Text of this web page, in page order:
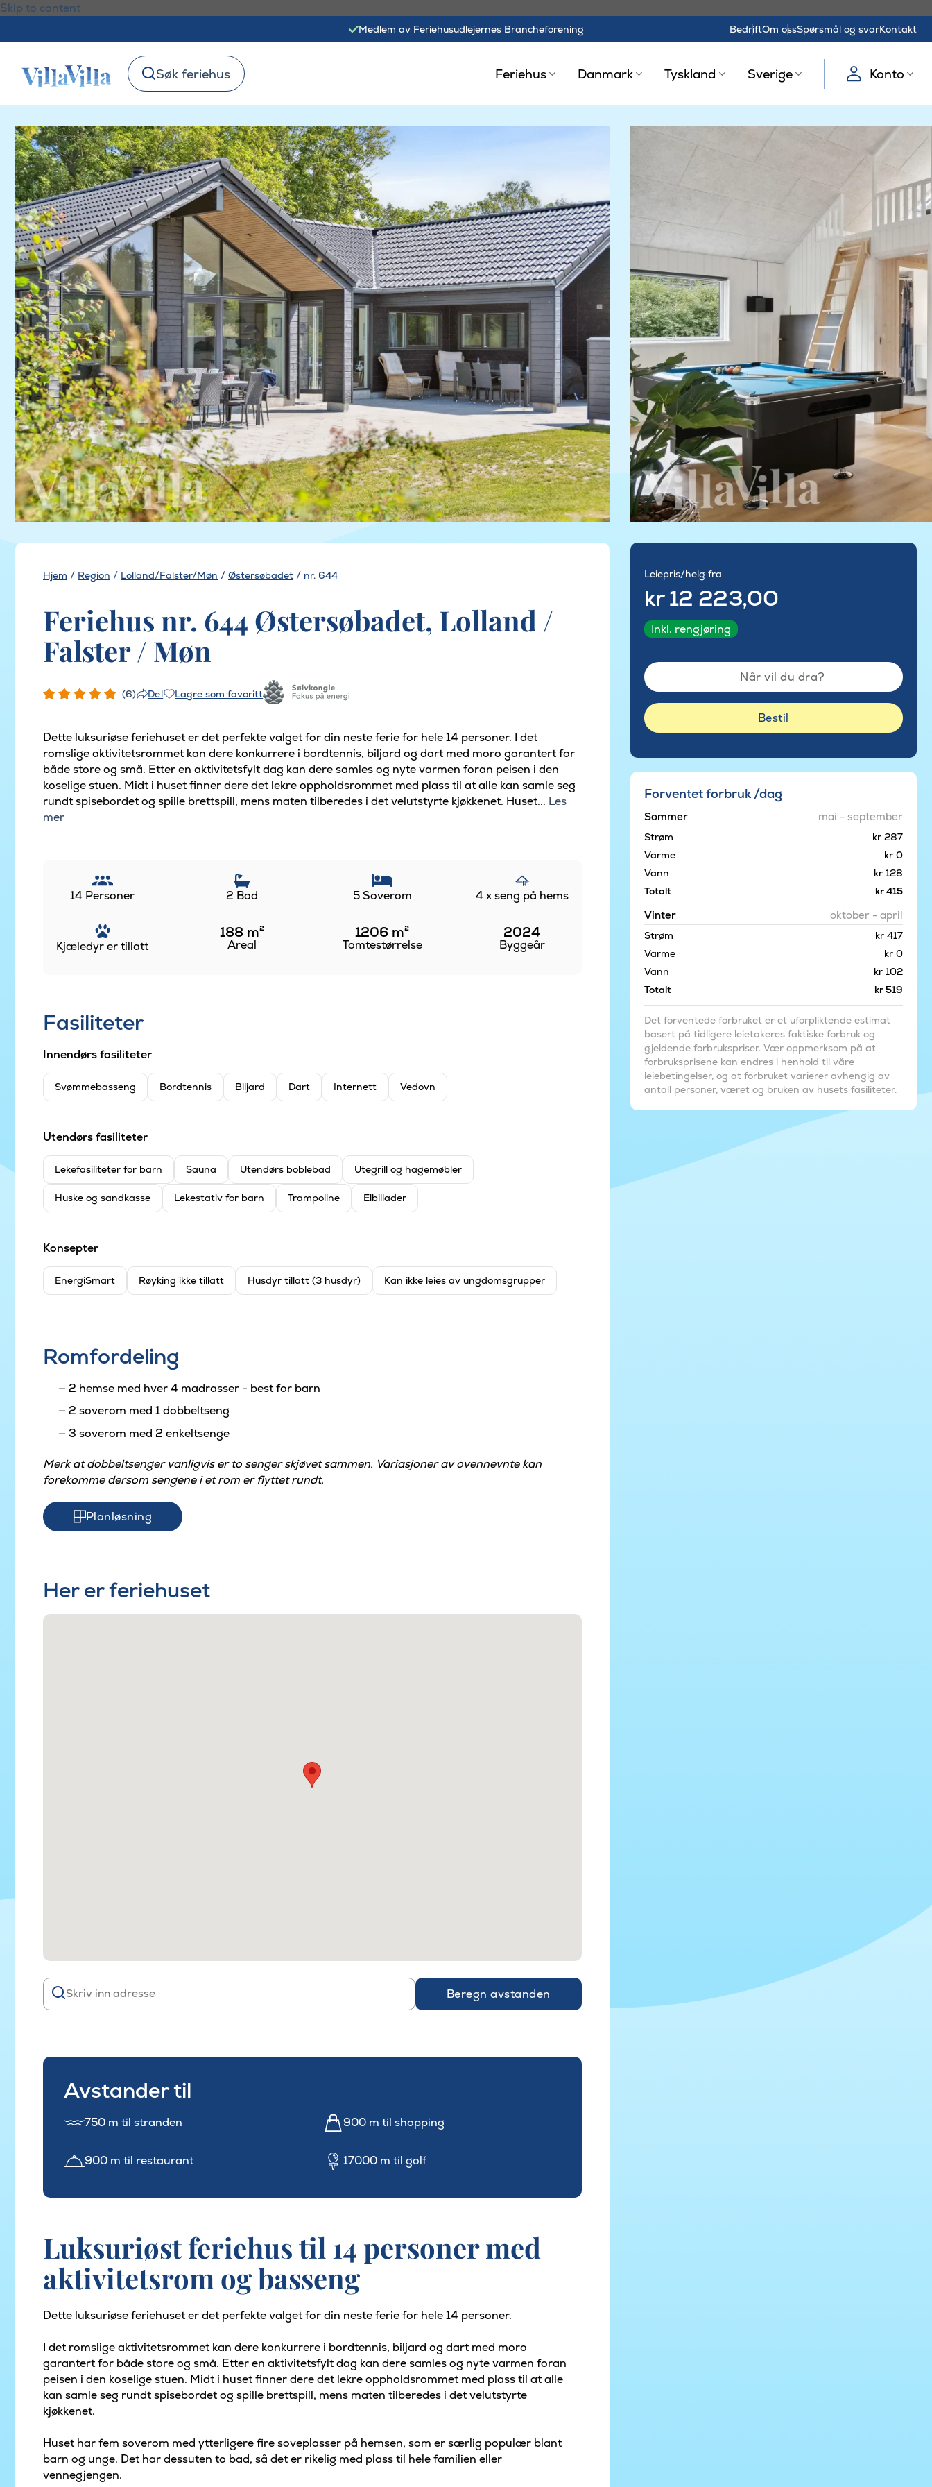
Skip to content
Medlem av Feriehusudlejernes Brancheforening BedriftOm ossSpørsmål og svarKontakt
Søk feriehus Feriehus Danmark Tyskland Sverige Konto
Hjem / Region / Lolland/Falster/Møn / Østersøbadet / nr. 644
Feriehus nr. 644 Østersøbadet, Lolland /
Falster / Møn
(6) Del Lagre som favoritt
Dette luksuriøse feriehuset er det perfekte valget for din neste ferie for hele 14 personer. I det
romslige aktivitetsrommet kan dere konkurrere i bordtennis, biljard og dart med moro garantert for
både store og små. Etter en aktivitetsfylt dag kan dere samles og nyte varmen foran peisen i den
koselige stuen. Midt i huset finner dere det lekre oppholdsrommet med plass til at alle kan samle seg
rundt spisebordet og spille brettspill, mens maten tilberedes i det velutstyrte kjøkkenet. Huset... Les
mer
14 Personer 2 Bad 5 Soverom 4 x seng på hems
Kjæledyr er tillatt
188 m²
Areal
1206 m²
Tomtestørrelse
2024
Byggeår
Fasiliteter
Innendørs fasiliteter
Svømmebasseng Bordtennis Biljard Dart Internett Vedovn
Utendørs fasiliteter
Leke­fasiliteter for barn Sauna Utendørs boblebad Utegrill og hagemøbler
Huske og sandkasse Lekestativ for barn Trampoline Elbillader
Konsepter
EnergiSmart Røyking ikke tillatt Husdyr tillatt (3 husdyr) Kan ikke leies av ungdomsgrupper
Romfordeling
2 hemse med hver 4 madrasser - best for barn
2 soverom med 1 dobbeltseng
3 soverom med 2 enkeltsenge
Merk at dobbeltsenger vanligvis er to senger skjøvet sammen. Variasjoner av ovennevnte kan
forekomme dersom sengene i et rom er flyttet rundt.
Planløsning
Her er feriehuset
Beregn avstanden
Avstander til
750 m til stranden 900 m til shopping
900 m til restaurant 17000 m til golf
Luksuriøst feriehus til 14 personer med
aktivitetsrom og basseng
Dette luksuriøse feriehuset er det perfekte valget for din neste ferie for hele 14 personer.
I det romslige aktivitetsrommet kan dere konkurrere i bordtennis, biljard og dart med moro
garantert for både store og små. Etter en aktivitetsfylt dag kan dere samles og nyte varmen foran
peisen i den koselige stuen. Midt i huset finner dere det lekre oppholdsrommet med plass til at alle
kan samle seg rundt spisebordet og spille brettspill, mens maten tilberedes i det velutstyrte
kjøkkenet.
Huset har fem soverom med ytterligere fire soveplasser på hemsen, som er særlig populær blant
barn og unge. Det har dessuten to bad, så det er rikelig med plass til hele familien eller
vennegjengen.
Leiepris/helg fra
kr 12 223,00
Inkl. rengjøring
Når vil du dra?
Bestil
Forventet forbruk /dag
Sommer mai - september
Strøm
kr 287
Varme
kr 0
Vann
kr 128
Totalt
kr 415
Vinter oktober - april
Strøm
kr 417
Varme
kr 0
Vann
kr 102
Totalt
kr 519
Det forventede forbruket er et uforpliktende estimat
basert på tidligere leietakeres faktiske forbruk og
gjeldende forbrukspriser. Vær oppmerksom på at
forbruksprisene kan endres i henhold til våre
leiebetingelser, og at forbruket varierer avhengig av
antall personer, været og bruken av husets fasiliteter.